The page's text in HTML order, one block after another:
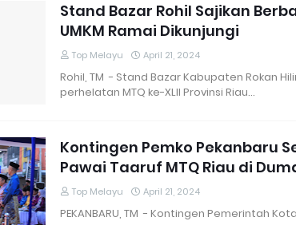
Stand Bazar Rohil Sajikan
UMKM Ramai Dikunjungi
Top Melayu April 21, 2024
Rohil, TM - Stand Bazar Kabupaten Rokan
perhelatan MTQ ke-XLII Provinsi Riau…
Kontingen Pemko Pekanbaru
Pawai Taaruf MTQ Riau di
Top Melayu April 21, 2024
PEKANBARU, TM - Kontingen Pemerintah